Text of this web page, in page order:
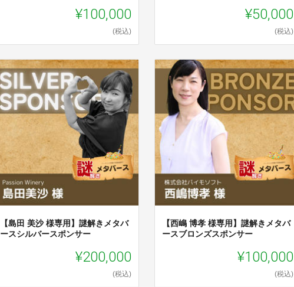
¥100,000
(税込)
¥50,000
(税込)
【島田 美沙 様専用】謎解きメタバ
ースシルバースポンサー
¥200,000
(税込)
【西嶋 博孝 様専用】謎解きメタバ
ースブロンズスポンサー
¥100,000
(税込)